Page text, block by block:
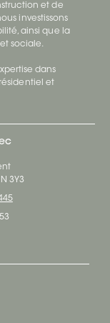
et de
investissons
ainsi que la
sociale.
dans
et
3Y3